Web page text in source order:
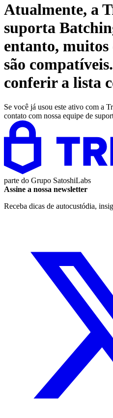
Atualmente, a
suporta
entanto,
são
conferir a lista
Se você já usou este ativo com a
contato com nossa equipe de
parte do Grupo SatoshiLabs
Assine a nossa newsletter
Receba dicas de autocustódia,